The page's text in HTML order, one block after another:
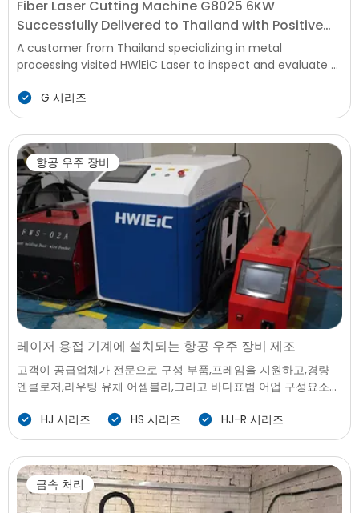
Fiber Laser Cutting Machine G8025 6KW
Successfully Delivered to Thailand with Positive
Customer Feedback
A customer from Thailand specializing in metal
processing visited HWlEiC Laser to inspect and evaluate a
production needs. The customer required a reliable
solution to improve cutting performance, ensure stable
operation, and support future production expansion.
G 시리즈
항공 우주 장비
레이저 용접 기계에 설치되는 항공 우주 장비 제조
고객이 공급업체가 전문으로 구성 부품,프레임을 지원하고,경량
엔클로저,라우팅 유체 어셈블리,그리고 바다표범 어업 구성요소에
산에 초점을 맞추고 정밀도 금속 부품을 스테인리스 스틸,알루미
늄 합금,그리고 벽이 얇은 물자의 모든 요구하는 믿을 수 있는 용
접 성능과 최소한의 열 왜곡과 높은 구조적 힘이 있습니다. 으로
상승하는 성능 요구 사항과 세계 시장 수요,공장을 찾았 용접 솔루
션을 유지할 수 있는 단단한 포용력을 향상시키는 동 워크플로 효
율입니다.
HJ 시리즈 HS 시리즈 HJ-R 시리즈
금속 처리